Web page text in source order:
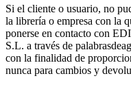
Si el cliente o usuario, no
la librería o empresa con la
ponerse en contacto con
S.L. a través de
con la finalidad de
nunca para cambios y